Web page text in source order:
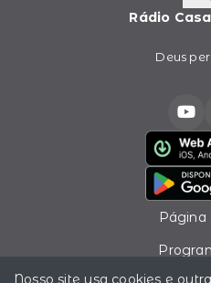
Rádio
Deus
Nosso site usa cookies e